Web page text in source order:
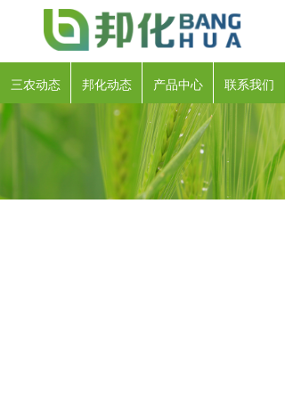
三农动态 邦化动态 产品中心 联系我们